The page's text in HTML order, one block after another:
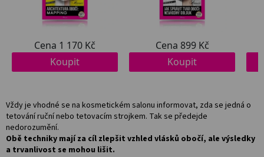
Vždy je vhodné se na kosmetickém salonu informovat, zda se jedná o
tetování ruční nebo tetovacím strojkem. Tak se předejde
nedorozumění.
Obě techniky mají za cíl zlepšit vzhled vlásků obočí, ale výsledky
a trvanlivost se mohou lišit.